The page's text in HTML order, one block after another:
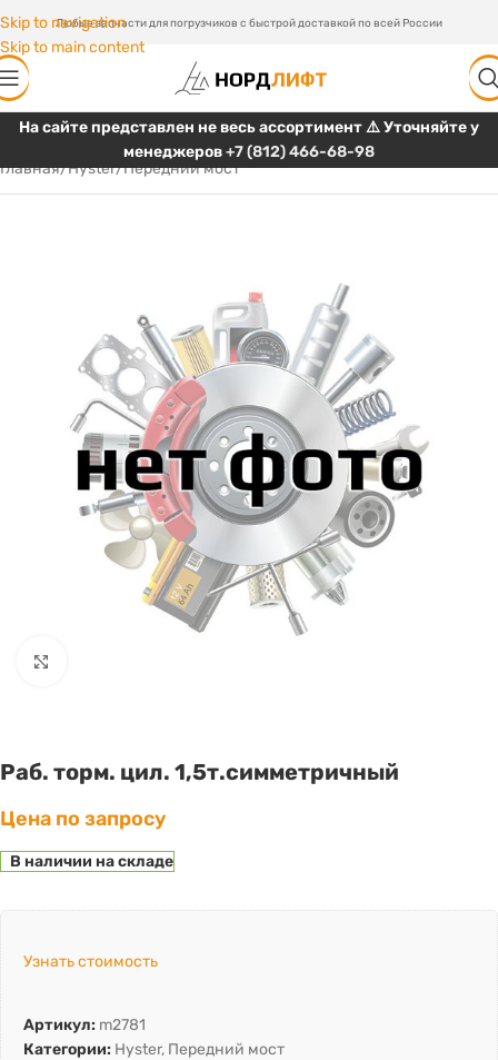
Skip to navigation
Skip to main content
Любые запчасти для погрузчиков с быстрой доставкой по всей России
На сайте представлен не весь ассортимент ⚠️ Уточняйте у
менеджеров+7 (812) 466-68-98
Главная/Hyster/Передний мост
Раб. торм. цил. 1,5т.симметричный
Цена по запросу
В наличии на складе
Узнать стоимость
Артикул: m2781
Категории: Hyster, Передний мост